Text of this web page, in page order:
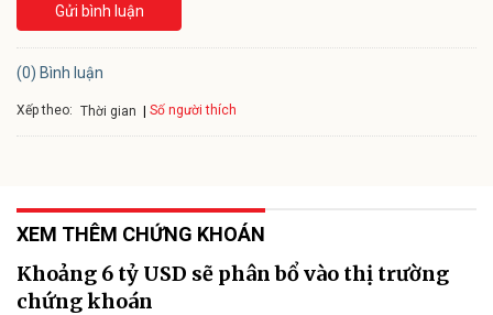
Gửi bình luận
(0) Bình luận
Xếp theo: Thời gian Số người thích
XEM THÊM CHỨNG KHOÁN
Khoảng 6 tỷ USD sẽ phân bổ vào thị trường
chứng khoán